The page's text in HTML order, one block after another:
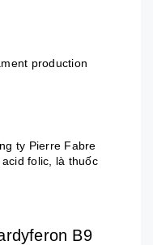
production
ty Pierre Fabre
folic, là thuốc
B9